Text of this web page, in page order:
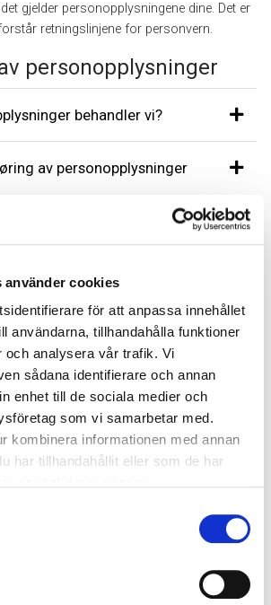
använder cookies
för att anpassa innehållet
användarna, tillhandahålla funktioner
och analysera vår trafik. Vi
sådana identifierare och annan
enhet till de sociala medier och
som vi samarbetar med.
kombinera informationen med annan
har tillhandahållit eller som de har
gjelder personopplysningene dine. Det er
retningslinjene for personvern.
personopplysninger
behandler vi?
av personopplysninger
og sletting
og rett til å gjøre innsigelse